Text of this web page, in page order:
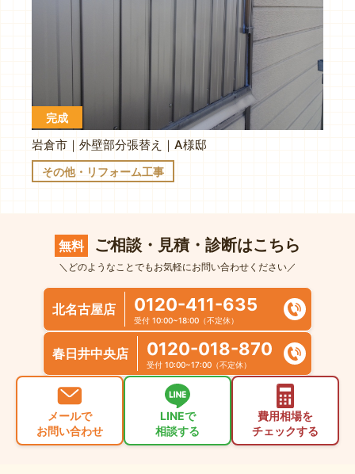
完成
岩倉市｜外壁部分張替え｜A様邸
その他・リフォーム工事
無料 ご相談・見積・診断はこちら
＼どのようなことでもお気軽にお問い合わせください／
北名古屋店 0120-411-635
受付 10:00~18:00（不定休）
春日井中央店 0120-018-870
受付 10:00~17:00（不定休）
メールで
お問い合わせ
LINEで
相談する
費用相場を
チェックする